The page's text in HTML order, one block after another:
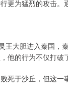
更为猛烈的攻击。
大胆进入秦国，
他的行为不仅打破
死于沙丘，但这